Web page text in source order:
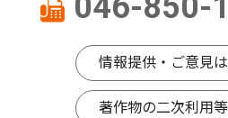
情報提供・ご意見
著作物の二次利用